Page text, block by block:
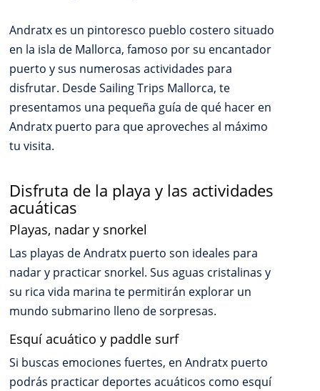
Andratx es un pintoresco pueblo costero situado
en la isla de Mallorca, famoso por su encantador
puerto y sus numerosas actividades para
disfrutar. Desde Sailing Trips Mallorca, te
presentamos una pequeña guía de qué hacer en
Andratx puerto para que aproveches al máximo
tu visita.
Disfruta de la playa y las actividades
acuáticas
Playas, nadar y snorkel
Las playas de Andratx puerto son ideales para
nadar y practicar snorkel. Sus aguas cristalinas y
su rica vida marina te permitirán explorar un
mundo submarino lleno de sorpresas.
Esquí acuático y paddle surf
Si buscas emociones fuertes, en Andratx puerto
podrás practicar deportes acuáticos como esquí